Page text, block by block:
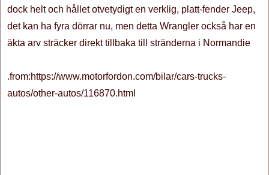
dock helt och hållet otvetydigt en verklig, platt-fender Jeep,
det kan ha fyra dörrar nu, men detta Wrangler också har en
äkta arv sträcker direkt tillbaka till stränderna i Normandie
.from:https://www.motorfordon.com/bilar/cars-trucks-
autos/other-autos/116870.html